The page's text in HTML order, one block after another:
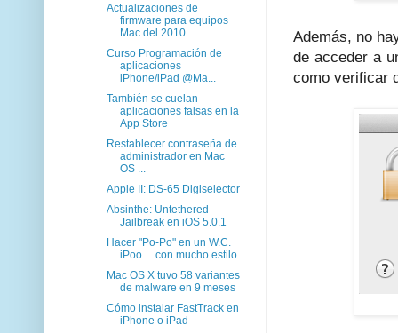
Además, no
de acceder a
como verificar
Actualizaciones de
firmware para equipos
Mac del 2010
Curso Programación de
aplicaciones
iPhone/iPad @Ma...
También se cuelan
aplicaciones falsas en la
App Store
Restablecer contraseña de
administrador en Mac
OS ...
Apple II: DS-65 Digiselector
Absinthe: Untethered
Jailbreak en iOS 5.0.1
Hacer "Po-Po" en un W.C.
iPoo ... con mucho estilo
Mac OS X tuvo 58 variantes
de malware en 9 meses
Cómo instalar FastTrack en
iPhone o iPad